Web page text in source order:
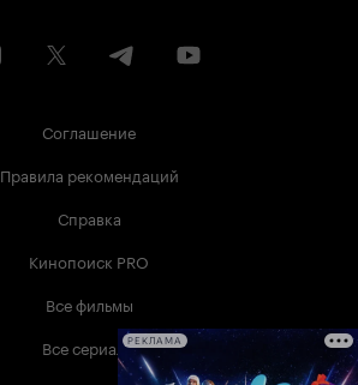
Соглашение
Правила рекомендаций
Справка
Кинопоиск PRO
Все фильмы
Все сериалыРЕКЛАМА